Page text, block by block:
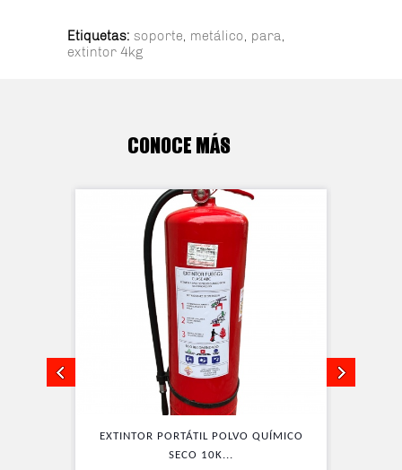
Etiquetas: soporte metálico para
extintor 4kg
CONOCE MÁS
EXTINTOR PORTÁTIL POLVO QUÍMICO
SECO 10K...